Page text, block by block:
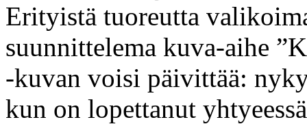
Erityistä tuoreutta
suunnittelema kuva-aihe
-kuvan voisi päivittää:
kun on lopettanut